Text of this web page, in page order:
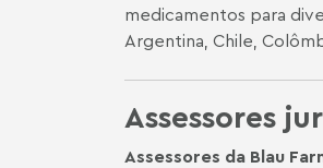
medicamentos para
Argentina, Chile,
Assessores
Assessores da Blau